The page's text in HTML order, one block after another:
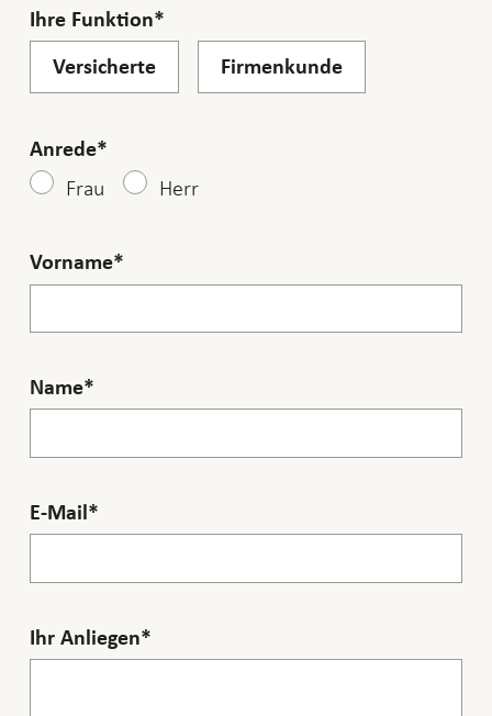
Ihre Funktion
Versicherte Firmenkunde
Anrede
Frau Herr
Vorname
Name
E-Mail
Ihr Anliegen